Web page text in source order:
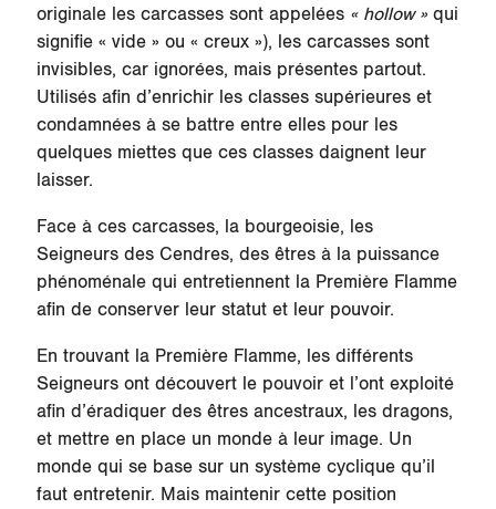
originale les carcasses sont appelées « hollow »qui
signifie « vide » ou « creux »), les carcasses sont
invisibles, car ignorées, mais présentes partout.
Utilisés afin d’enrichir les classes supérieures et
condamnées à se battre entre elles pour les
quelques miettes que ces classes daignent leur
laisser.
Face à ces carcasses, la bourgeoisie, les
Seigneurs des Cendres, des êtres à la puissance
phénoménale qui entretiennent la Première Flamme
afin de conserver leur statut et leur pouvoir.
En trouvant la Première Flamme, les différents
Seigneurs ont découvert le pouvoir et l’ont exploité
afin d’éradiquer des êtres ancestraux, les dragons,
et mettre en place un monde à leur image. Un
monde qui se base sur un système cyclique qu’il
faut entretenir. Mais maintenir cette position